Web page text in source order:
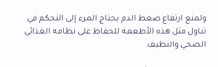
ولمنع ارتفاع ضغط الدم يحتاج المرء إلى التحكم في
تناول مثل هذه الأطعمة للحفاظ على نظامه الغذائي
الصحي والنظيف.